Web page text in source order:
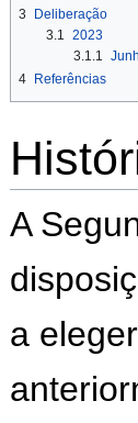
3
Deliberação
3.1 2023
3.1.1
4 Referências
A
a